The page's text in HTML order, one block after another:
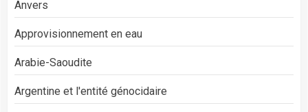
Anvers
Approvisionnement en eau
Arabie-Saoudite
Argentine et l'entité génocidaire